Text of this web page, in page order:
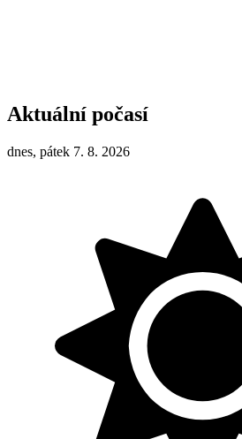
Aktuální počasí
dnes, pátek 7. 8. 2026